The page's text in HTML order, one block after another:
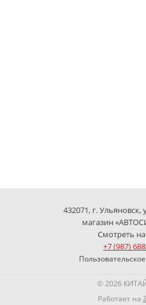
432071, г. Ульяновск,
магазин
Смотреть на
+7 (987)
© 2026
Работает на